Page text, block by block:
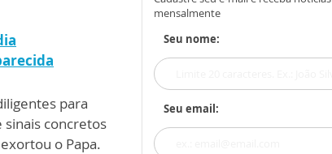
para
sinais concretos
o Papa.
mensalmente
Seu nome:
Seu email: